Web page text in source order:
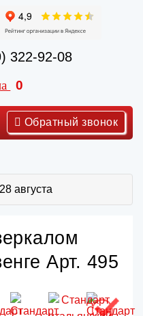
322-92-08
0
Обратный звонок
августа
Арт. 495